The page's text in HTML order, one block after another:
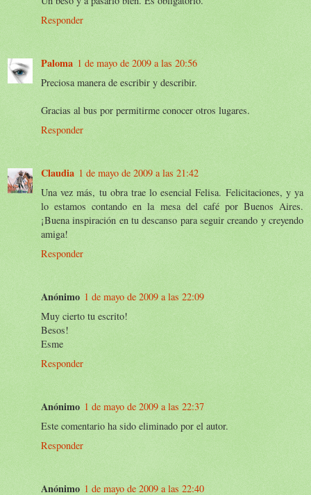
Responder
Paloma 1 de mayo de 2009 a las 20:56
Preciosa manera de escribir y describir.
Gracias al bus por permitirme conocer otros lugares.
Responder
Claudia 1 de mayo de 2009 a las 21:42
Una vez más, tu obra trae lo esencial Felisa. Felicitaciones, y ya
lo estamos contando en la mesa del café por Buenos Aires.
¡Buena inspiración en tu descanso para seguir creando y creyendo
amiga!
Responder
Anónimo 1 de mayo de 2009 a las 22:09
Muy cierto tu escrito!
Besos!
Esme
Responder
Anónimo 1 de mayo de 2009 a las 22:37
Este comentario ha sido eliminado por el autor.
Responder
Anónimo 1 de mayo de 2009 a las 22:40